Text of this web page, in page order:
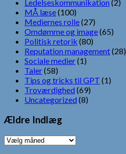
Ledelseskommunikation (2)
MÅ læse(100)
Mediernes rolle(27)
Omdømme og image(65)
Politisk retorik (80)
Reputation management(28)
Sociale medier(1)
Taler(58)
Tips og tricks til GPT (1)
Troværdighed (69)
Uncategorized (8)
Ældre Indlæg
Ældre